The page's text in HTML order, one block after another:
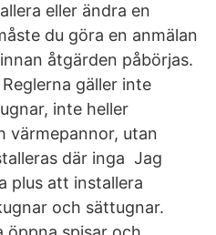
eller ändra en
du göra en anmälan
åtgärden påbörjas.
gäller inte
inte heller
värmepannor, utan
där inga Jag
plus att installera
och sättugnar.